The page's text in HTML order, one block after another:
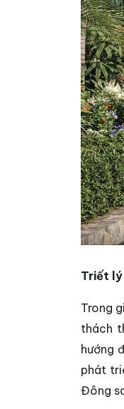
Triết
Trong
thách
hướng
phát
Đông